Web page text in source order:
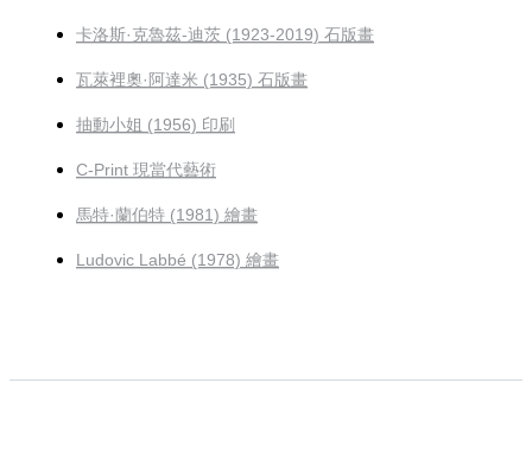
卡洛斯·克魯茲-迪茨 (1923-2019) 石版畫
瓦萊裡奧·阿達米 (1935) 石版畫
抽動小姐 (1956) 印刷
C-Print 現當代藝術
馬特·蘭伯特 (1981) 繪畫
Ludovic Labbé (1978) 繪畫